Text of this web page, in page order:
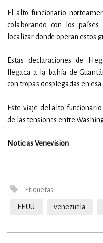
El alto funcionario
colaborando con los
localizar donde operan estos
Estas declaraciones de
llegada a la bahía de
con tropas desplegadas en esa
Este viaje del alto
de las tensiones entre
Noticias Venevision
Etiquetas:
EE.UU. venezuela